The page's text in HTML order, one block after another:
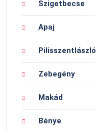
Szigetbecse
Apaj
Pilisszentlászló
Zebegény
Makád
Bénye